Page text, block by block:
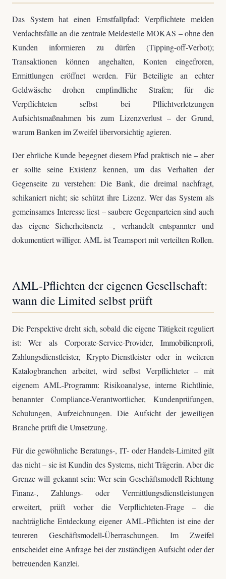
Das System hat einen Ernstfallpfad: Verpflichtete melden
Verdachtsfälle an die zentrale Meldestelle MOKAS – ohne den
Kunden informieren zu dürfen (Tipping-off-Verbot);
Transaktionen können angehalten, Konten eingefroren,
Ermittlungen eröffnet werden. Für Beteiligte an echter
Geldwäsche drohen empfindliche Strafen; für die
Verpflichteten selbst bei Pflichtverletzungen
Aufsichtsmaßnahmen bis zum Lizenzverlust – der Grund,
warum Banken im Zweifel übervorsichtig agieren.
Der ehrliche Kunde begegnet diesem Pfad praktisch nie – aber
er sollte seine Existenz kennen, um das Verhalten der
Gegenseite zu verstehen: Die Bank, die dreimal nachfragt,
schikaniert nicht; sie schützt ihre Lizenz. Wer das System als
gemeinsames Interesse liest – saubere Gegenparteien sind auch
das eigene Sicherheitsnetz –, verhandelt entspannter und
dokumentiert williger. AML ist Teamsport mit verteilten Rollen.
AML-Pflichten der eigenen Gesellschaft:
wann die Limited selbst prüft
Die Perspektive dreht sich, sobald die eigene Tätigkeit reguliert
ist: Wer als Corporate-Service-Provider, Immobilienprofi,
Zahlungsdienstleister, Krypto-Dienstleister oder in weiteren
Katalogbranchen arbeitet, wird selbst Verpflichteter – mit
eigenem AML-Programm: Risikoanalyse, interne Richtlinie,
benannter Compliance-Verantwortlicher, Kundenprüfungen,
Schulungen, Aufzeichnungen. Die Aufsicht der jeweiligen
Branche prüft die Umsetzung.
Für die gewöhnliche Beratungs-, IT- oder Handels-Limited gilt
das nicht – sie ist Kundin des Systems, nicht Trägerin. Aber die
Grenze will gekannt sein: Wer sein Geschäftsmodell Richtung
Finanz-, Zahlungs- oder Vermittlungsdienstleistungen
erweitert, prüft vorher die Verpflichteten-Frage – die
nachträgliche Entdeckung eigener AML-Pflichten ist eine der
teureren Geschäftsmodell-Überraschungen. Im Zweifel
entscheidet eine Anfrage bei der zuständigen Aufsicht oder der
betreuenden Kanzlei.